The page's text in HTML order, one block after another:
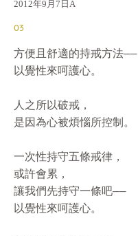
2012年9月7日A
03
方便且舒適的持戒方法——
以覺性來呵護心。
人之所以破戒，
是因為心被煩惱所控制。
一次性持守五條戒律，
或許會累，
讓我們先持守一條吧——
以覺性來呵護心。